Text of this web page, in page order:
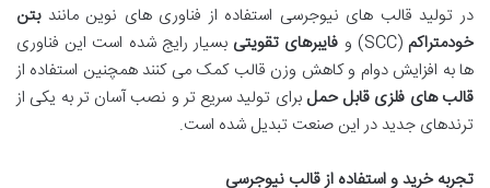
در تولید قالب های نیوجرسی استفاده از فناوری های نوین مانندبتن
خودمتراکم (SCC) و فایبرهای تقویتی بسیار رایج شده است این فناوری
ها به افزایش دوام و کاهش وزن قالب کمک می کنند همچنین استفاده از
قالب های فلزی قابل حمل برای تولید سریع تر و نصب آسان تر به یکی از
ترندهای جدید در این صنعت تبدیل شده است.
تجربه خرید و استفاده از قالب نیوجرسی